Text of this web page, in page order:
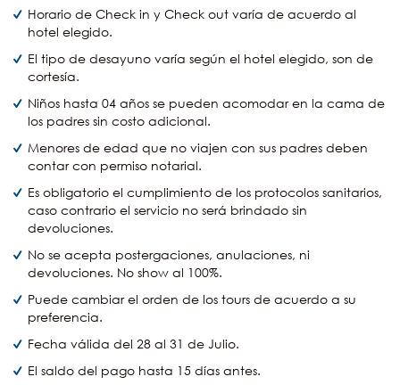
Horario de Check in y Check out varía de acuerdo al
hotel elegido.
El tipo de desayuno varía según el hotel elegido, son de
cortesía.
Niños hasta 04 años se pueden acomodar en la cama de
los padres sin costo adicional.
Menores de edad que no viajen con sus padres deben
contar con permiso notarial.
Es obligatorio el cumplimiento de los protocolos sanitarios,
caso contrario el servicio no será brindado sin
devoluciones.
No se acepta postergaciones, anulaciones, ni
devoluciones. No show al 100%.
Puede cambiar el orden de los tours de acuerdo a su
preferencia.
Fecha válida del 28 al 31 de Julio.
El saldo del pago hasta 15 días antes.